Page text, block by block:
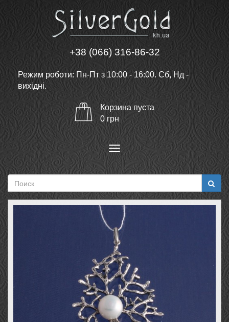
+38 (066) 316-86-32
Режим роботи: Пн-Пт з 10:00 - 16:00. Сб, Нд -
вихідні.
Корзина пуста
0 грн
Меню